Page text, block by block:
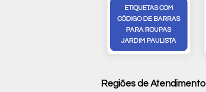
ETIQUETAS COM
CÓDIGO DE BARRAS
PARA ROUPAS
JARDIM PAULISTA
Regiões de Atendimento